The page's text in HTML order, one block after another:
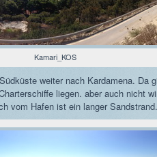
Kamari_KOS
weiter nach Kardamena. Da
liegen. aber auch nicht
vom Hafen ist ein langer Sandstrand.